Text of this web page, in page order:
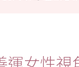
運女性視